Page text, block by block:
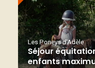
Les Poneys d'Adèle
Séjour
enfants